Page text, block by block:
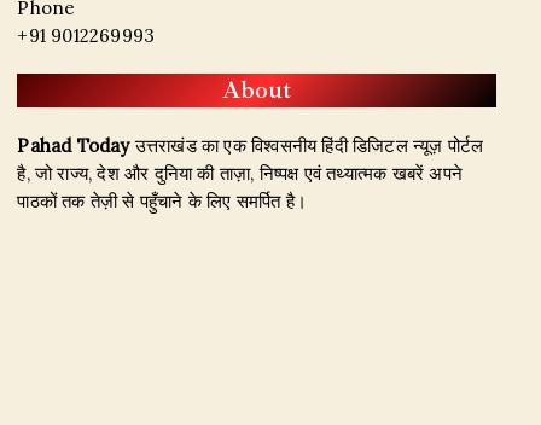
Phone
+91 9012269993
About
Pahad Todayउत्तराखंड का एक विश्वसनीय हिंदी डिजिटल न्यूज़ पोर्टल
है, जो राज्य, देश और दुनिया की ताज़ा, निष्पक्ष एवं तथ्यात्मक खबरें अपने
पाठकों तक तेज़ी से पहुँचाने के लिए समर्पित है।